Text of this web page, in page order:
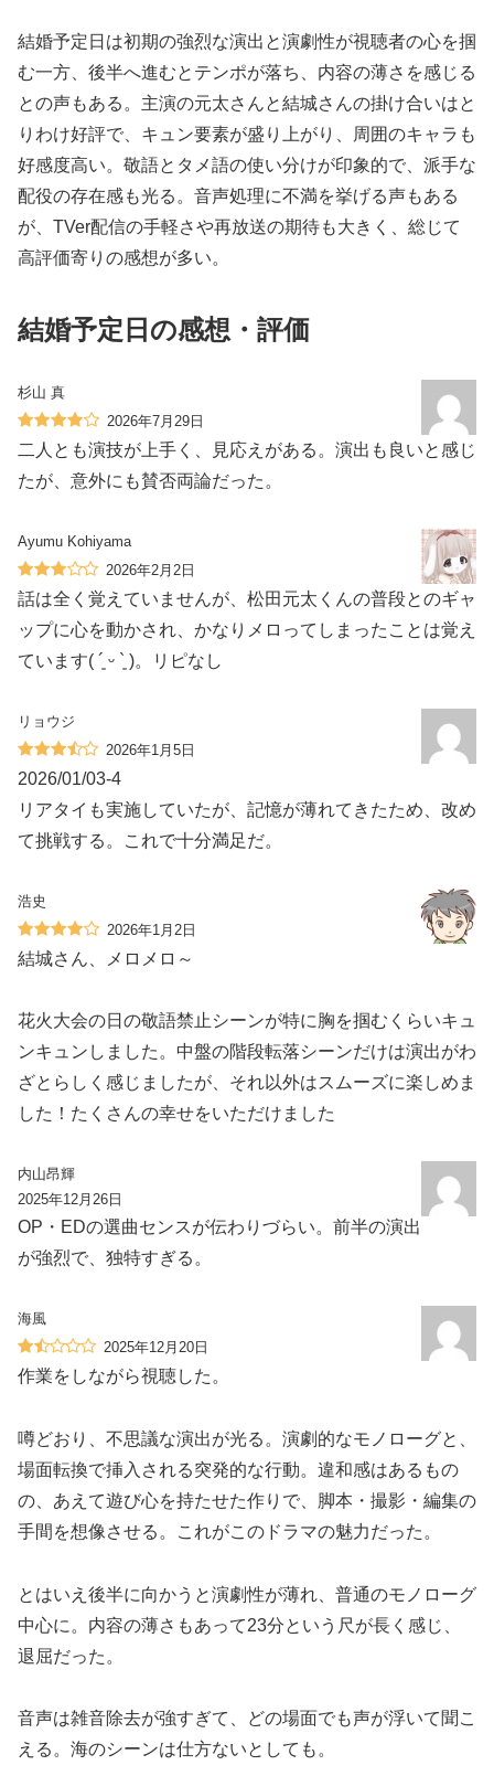
結婚予定日は初期の強烈な演出と演劇性が視聴者の心を掴
む一方、後半へ進むとテンポが落ち、内容の薄さを感じる
との声もある。主演の元太さんと結城さんの掛け合いはと
りわけ好評で、キュン要素が盛り上がり、周囲のキャラも
好感度高い。敬語とタメ語の使い分けが印象的で、派手な
配役の存在感も光る。音声処理に不満を挙げる声もある
が、TVer配信の手軽さや再放送の期待も大きく、総じて
高評価寄りの感想が多い。
結婚予定日の感想・評価
杉山 真
2026年7月29日
二人とも演技が上手く、見応えがある。演出も良いと感じ
たが、意外にも賛否両論だった。
Ayumu Kohiyama
2026年2月2日
話は全く覚えていませんが、松田元太くんの普段とのギャ
ップに心を動かされ、かなりメロってしまったことは覚え
ています( ´͈ ᵕ `͈ )。リピなし
リョウジ
2026年1月5日
2026/01/03-4
リアタイも実施していたが、記憶が薄れてきたため、改め
て挑戦する。これで十分満足だ。
浩史
2026年1月2日
結城さん、メロメロ～
花火大会の日の敬語禁止シーンが特に胸を掴むくらいキュ
ンキュンしました。中盤の階段転落シーンだけは演出がわ
ざとらしく感じましたが、それ以外はスムーズに楽しめま
した！たくさんの幸せをいただけました
内山昂輝
2025年12月26日
OP・EDの選曲センスが伝わりづらい。前半の演出
が強烈で、独特すぎる。
海風
2025年12月20日
作業をしながら視聴した。
噂どおり、不思議な演出が光る。演劇的なモノローグと、
場面転換で挿入される突発的な行動。違和感はあるもの
の、あえて遊び心を持たせた作りで、脚本・撮影・編集の
手間を想像させる。これがこのドラマの魅力だった。
とはいえ後半に向かうと演劇性が薄れ、普通のモノローグ
中心に。内容の薄さもあって23分という尺が長く感じ、
退屈だった。
音声は雑音除去が強すぎて、どの場面でも声が浮いて聞こ
える。海のシーンは仕方ないとしても。